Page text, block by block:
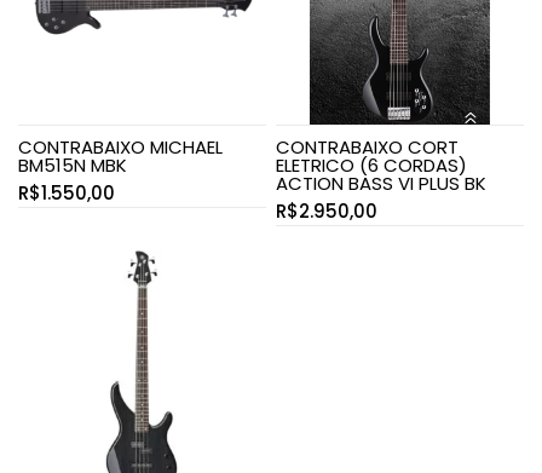
CONTRABAIXO MICHAEL
BM515N MBK
R$1.550,00
CONTRABAIXO CORT
ELETRICO (6 CORDAS)
ACTION BASS VI PLUS BK
R$2.950,00